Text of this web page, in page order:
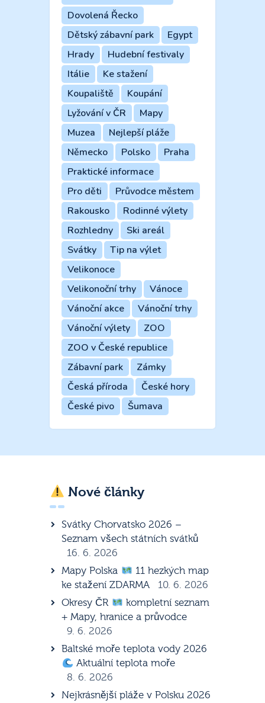
Dovolená Řecko
Dětský zábavní park
Egypt
Hrady
Hudební festivaly
Itálie
Ke stažení
Koupaliště
Koupání
Lyžování v ČR
Mapy
Muzea
Nejlepší pláže
Německo
Polsko
Praha
Praktické informace
Pro děti
Průvodce městem
Rakousko
Rodinné výlety
Rozhledny
Ski areál
Svátky
Tip na výlet
Velikonoce
Velikonoční trhy
Vánoce
Vánoční akce
Vánoční trhy
Vánoční výlety
ZOO
ZOO v České republice
Zábavní park
Zámky
Česká příroda
České hory
České pivo
Šumava
Nové články
Svátky Chorvatsko 2026 –
Seznam všech státních svátků
16. 6. 2026
Mapy Polska
11 hezkých map
ke stažení ZDARMA
10. 6. 2026
Okresy ČR
kompletní seznam
+ Mapy, hranice a průvodce
9. 6. 2026
Baltské moře teplota vody 2026
Aktuální teplota moře
8. 6. 2026
Nejkrásnější pláže v Polsku 2026